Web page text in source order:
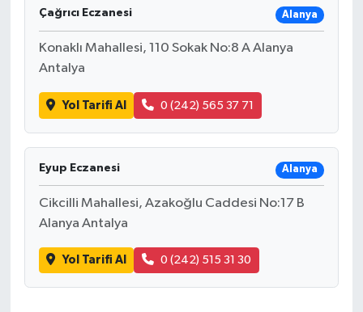
Çağrıcı Eczanesi Alanya
Konaklı Mahallesi, 110 Sokak No:8 A Alanya
Antalya
Yol Tarifi Al 0 (242) 565 37 71
Eyup Eczanesi Alanya
Cikcilli Mahallesi, Azakoğlu Caddesi No:17 B
Alanya Antalya
Yol Tarifi Al 0 (242) 515 31 30